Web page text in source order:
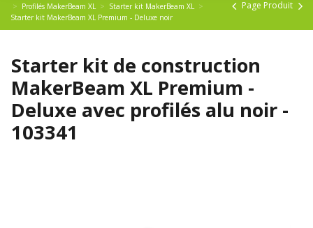
Profilés MakerBeam XL
Starter kit MakerBeam XL
Starter kit MakerBeam XL Premium - Deluxe noir
Page Produit
Starter kit de construction
MakerBeam XL Premium -
Deluxe avec profilés alu noir -
103341